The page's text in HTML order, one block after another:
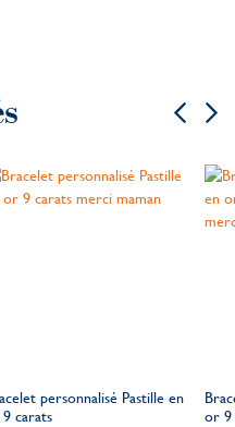
personnalisé Pastille en
carats
or 9